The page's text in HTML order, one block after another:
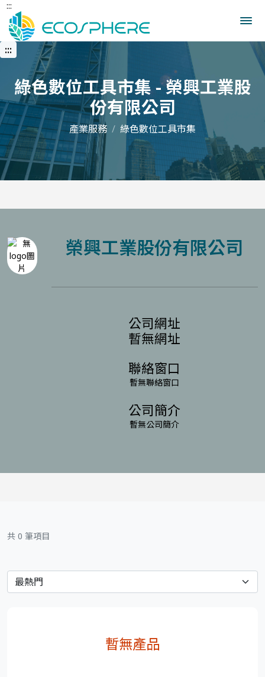
跳
到
中
內
:::
:::
綠色數位工具市集 - 榮興工業股
份有限公司
產業服務 綠色數位工具市集
榮興工業股份有限公司
公司網址
暫無網址
聯絡窗口
暫無聯絡窗口
公司簡介
暫無公司簡介
共 0 筆項目
暫無產品